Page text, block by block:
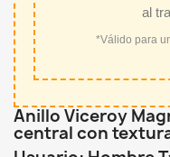
al
*Válido para
Anillo Viceroy
central con